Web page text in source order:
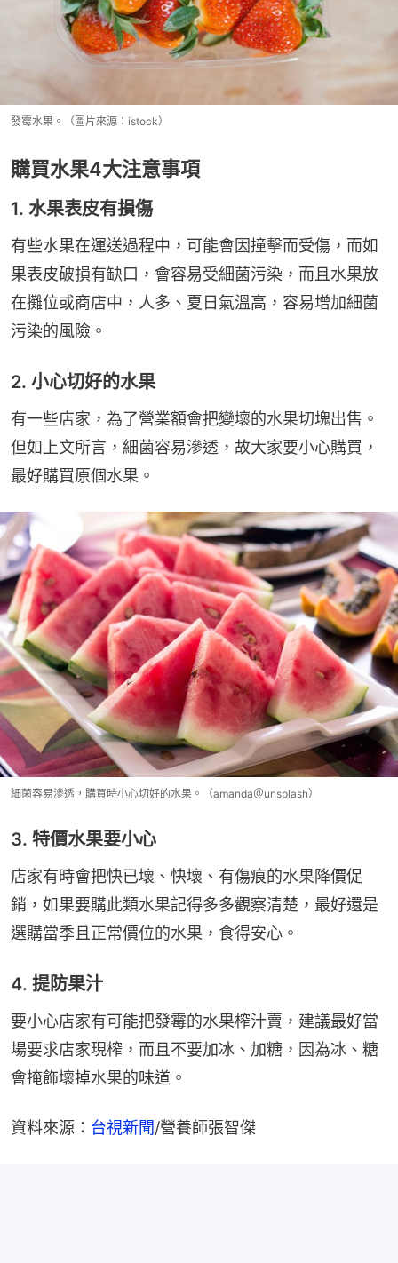
發霉水果。（圖片來源：istock）
購買水果4大注意事項
1. 水果表皮有損傷
有些水果在運送過程中，可能會因撞擊而受傷，而如
果表皮破損有缺口，會容易受細菌污染，而且水果放
在攤位或商店中，人多、夏日氣溫高，容易增加細菌
污染的風險。
2. 小心切好的水果
有一些店家，為了營業額會把變壞的水果切塊出售。
但如上文所言，細菌容易滲透，故大家要小心購買，
最好購買原個水果。
細菌容易滲透，購買時小心切好的水果。（amanda＠unsplash）
3. 特價水果要小心
店家有時會把快已壞、快壞、有傷痕的水果降價促
銷，如果要購此類水果記得多多觀察清楚，最好還是
選購當季且正常價位的水果，食得安心。
4. 提防果汁
要小心店家有可能把發霉的水果榨汁賣，建議最好當
場要求店家現榨，而且不要加冰、加糖，因為冰、糖
會掩飾壞掉水果的味道。
資料來源： 台視新聞/營養師張智傑